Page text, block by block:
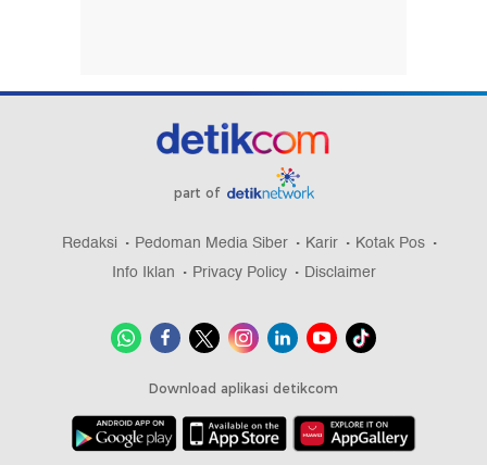
part of
Redaksi Pedoman Media Siber Karir
Kotak Pos
Info Iklan
Privacy Policy Disclaimer
Download aplikasi detikcom